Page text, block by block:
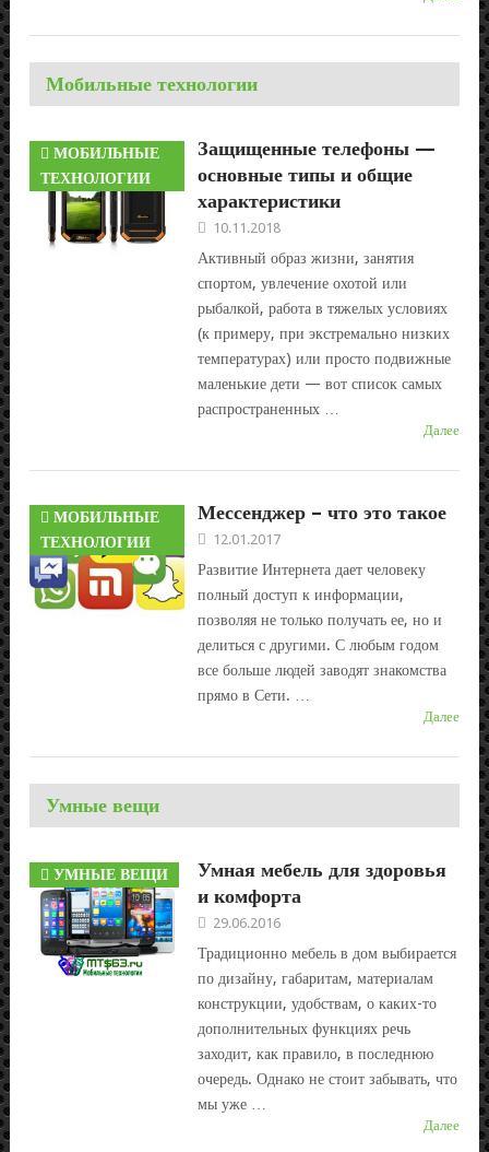
Мобильные технологии
МОБИЛЬНЫЕ
ТЕХНОЛОГИИ
Защищенные телефоны —
основные типы и общие
характеристики
10.11.2018
Активный образ жизни, занятия
спортом, увлечение охотой или
рыбалкой, работа в тяжелых условиях
(к примеру, при экстремально низких
температурах) или просто подвижные
маленькие дети — вот список самых
распространенных …
Далее
МОБИЛЬНЫЕ
ТЕХНОЛОГИИ
Мессенджер – что это такое
12.01.2017
Развитие Интернета дает человеку
полный доступ к информации,
позволяя не только получать ее, но и
делиться с другими. С любым годом
все больше людей заводят знакомства
прямо в Сети. …
Далее
Умные вещи
УМНЫЕ ВЕЩИ
Умная мебель для здоровья
и комфорта
29.06.2016
Традиционно мебель в дом выбирается
по дизайну, габаритам, материалам
конструкции, удобствам, о каких-то
дополнительных функциях речь
заходит, как правило, в последнюю
очередь. Однако не стоит забывать, что
мы уже …
Далее